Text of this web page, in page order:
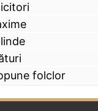
folclor